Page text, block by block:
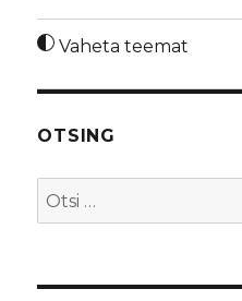
Vaheta teemat
OTSING
Otsi: